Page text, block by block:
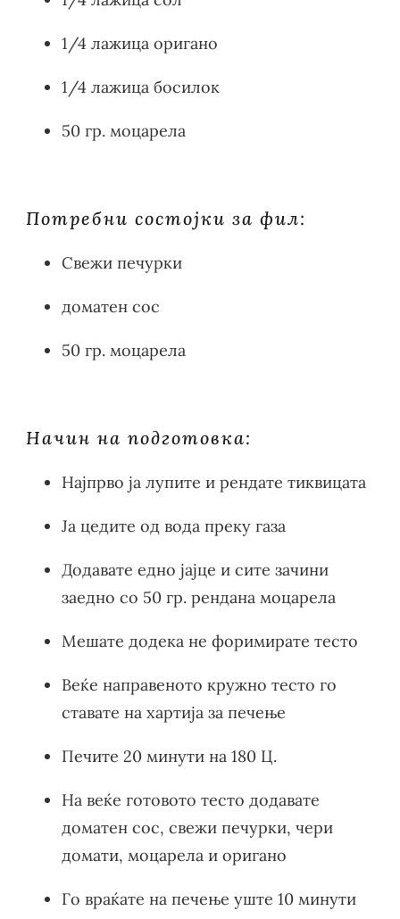
1/4 лажица оригано
1/4 лажица босилок
50 гр. моцарела
Потребни состојки за фил:
Свежи печурки
доматен сос
50 гр. моцарела
Начин на подготовка:
Најпрво ја лупите и рендате тиквицата
Ја цедите од вода преку газа
Додавате едно јајце и сите зачини
заедно со 50 гр. рендана моцарела
Мешате додека не форимирате тесто
Веќе направеното кружно тесто го
ставате на хартија за печење
Печите 20 минути на 180 Ц.
На веќе готовото тесто додавате
доматен сос, свежи печурки, чери
домати, моцарела и оригано
Го враќате на печење уште 10 минути